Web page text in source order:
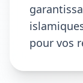
pour vos